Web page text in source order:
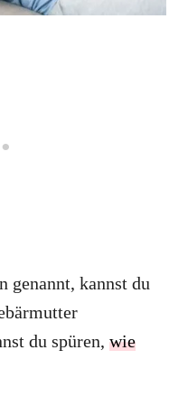
genannt, kannst du
du spüren, wie